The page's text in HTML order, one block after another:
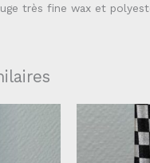
très fine wax et